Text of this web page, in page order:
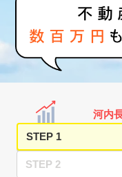
河内
STEP 1
STEP 2
不動産の売却・一括査
家査定シミュレーター
お問い合わせ